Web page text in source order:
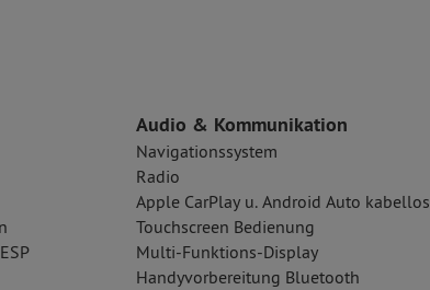
Audio & Kommunikation
Navigationssystem
Radio
Apple CarPlay u. Android Auto kabellos
Touchscreen Bedienung
Multi-Funktions-Display
Handyvorbereitung Bluetooth